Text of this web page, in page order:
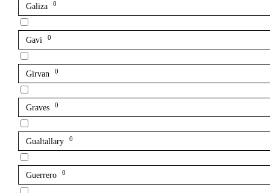
Galiza 0
Gavi 0
Girvan 0
Graves 0
Gualtallary 0
Guerrero 0